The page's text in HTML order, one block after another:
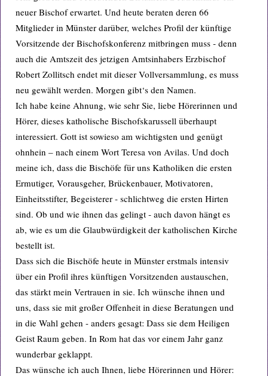
neuer Bischof erwartet. Und heute beraten deren 66
Mitglieder in Münster darüber, welches Profil der künftige
Vorsitzende der Bischofskonferenz mitbringen muss - denn
auch die Amtszeit des jetzigen Amtsinhabers Erzbischof
Robert Zollitsch endet mit dieser Vollversammlung, es muss
neu gewählt werden. Morgen gibt‘s den Namen.
Ich habe keine Ahnung, wie sehr Sie, liebe Hörerinnen und
Hörer, dieses katholische Bischofskarussell überhaupt
interessiert. Gott ist sowieso am wichtigsten und genügt
ohnhein – nach einem Wort Teresa von Avilas. Und doch
meine ich, dass die Bischöfe für uns Katholiken die ersten
Ermutiger, Vorausgeher, Brückenbauer, Motivatoren,
Einheitsstifter, Begeisterer - schlichtweg die ersten Hirten
sind. Ob und wie ihnen das gelingt - auch davon hängt es
ab, wie es um die Glaubwürdigkeit der katholischen Kirche
bestellt ist.
Dass sich die Bischöfe heute in Münster erstmals intensiv
über ein Profil ihres künftigen Vorsitzenden austauschen,
das stärkt mein Vertrauen in sie. Ich wünsche ihnen und
uns, dass sie mit großer Offenheit in diese Beratungen und
in die Wahl gehen - anders gesagt: Dass sie dem Heiligen
Geist Raum geben. In Rom hat das vor einem Jahr ganz
wunderbar geklappt.
Das wünsche ich auch Ihnen, liebe Hörerinnen und Hörer: